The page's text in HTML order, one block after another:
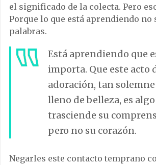
el significado de la colecta. Pero
Porque lo que está aprendiendo no
palabras.
Está aprendiendo que
importa. Que este acto
adoración, tan
lleno de belleza, es
trasciende su
pero no su corazón.
Negarles este contacto temprano